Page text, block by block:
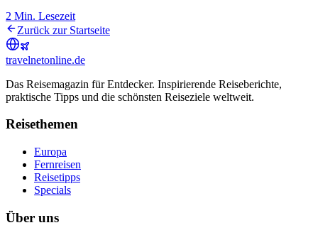
2 Min. Lesezeit
Zurück zur Startseite
travelnetonline.de
Das Reisemagazin für Entdecker. Inspirierende Reiseberichte,
praktische Tipps und die schönsten Reiseziele weltweit.
Reisethemen
Europa
Fernreisen
Reisetipps
Specials
Über uns